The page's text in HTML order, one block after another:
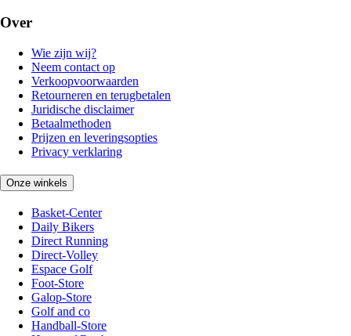
Over
Wie zijn wij?
Neem contact op
Verkoopvoorwaarden
Retourneren en terugbetalen
Juridische disclaimer
Betaalmethoden
Prijzen en leveringsopties
Privacy verklaring
Onze winkels
Basket-Center
Daily Bikers
Direct Running
Direct-Volley
Espace Golf
Foot-Store
Galop-Store
Golf and co
Handball-Store